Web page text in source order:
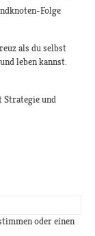
Folge
als du selbst
leben kannst.
Strategie und
oder einen